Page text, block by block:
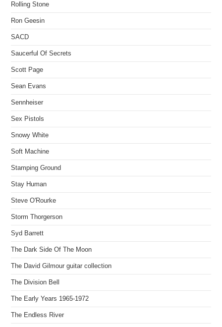
Rolling Stone
Ron Geesin
SACD
Saucerful Of Secrets
Scott Page
Sean Evans
Sennheiser
Sex Pistols
Snowy White
Soft Machine
Stamping Ground
Stay Human
Steve O'Rourke
Storm Thorgerson
Syd Barrett
The Dark Side Of The Moon
The David Gilmour guitar collection
The Division Bell
The Early Years 1965-1972
The Endless River